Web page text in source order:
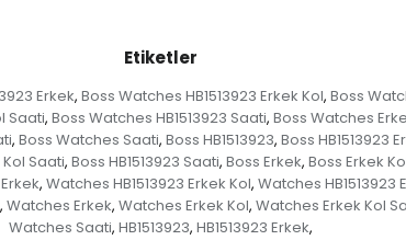
Etiketler
Erkek, Boss Watches HB1513923 Erkek Kol, Boss
Saati, Boss Watches HB1513923 Saati, Boss Watches
, Boss Watches Saati, Boss HB1513923, Boss HB1513923
Kol Saati, Boss HB1513923 Saati, Boss Erkek, Boss Erkek
, Watches HB1513923 Erkek Kol, Watches HB1513923
, Watches Erkek, Watches Erkek Kol, Watches Erkek Kol
Watches Saati, HB1513923, HB1513923 Erkek,